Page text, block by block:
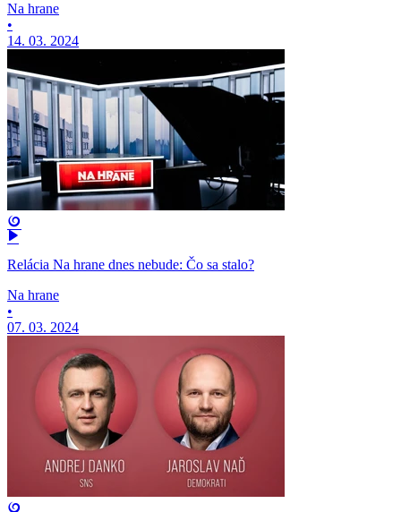
Na hrane
•
14. 03. 2024
Relácia Na hrane dnes nebude: Čo sa stalo?
Na hrane
•
07. 03. 2024